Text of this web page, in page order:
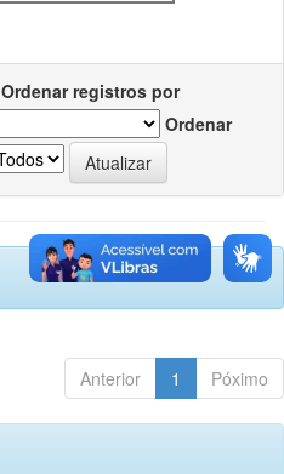
Ordenar registros por
Ordenar
Anterior 1 Póximo